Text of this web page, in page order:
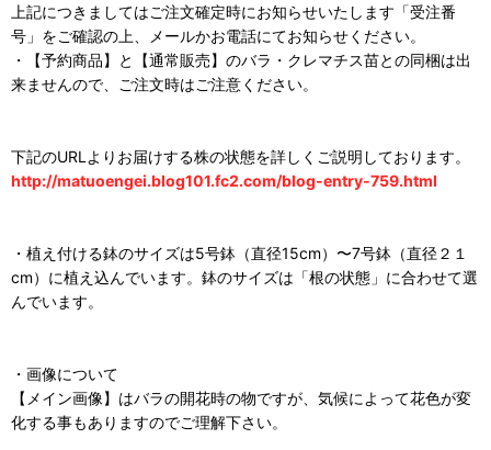
上記につきましてはご注文確定時にお知らせいたします「受注番
号」をご確認の上、メールかお電話にてお知らせください。
・【予約商品】と【通常販売】のバラ・クレマチス苗との同梱は出
来ませんので、ご注文時はご注意ください。
下記のURLよりお届けする株の状態を詳しくご説明しております。
http://matuoengei.blog101.fc2.com/blog-entry-759.html
・植え付ける鉢のサイズは5号鉢（直径15cm）〜7号鉢（直径２１
cm）に植え込んでいます。鉢のサイズは「根の状態」に合わせて選
んでいます。
・画像について
【メイン画像】はバラの開花時の物ですが、気候によって花色が変
化する事もありますのでご理解下さい。